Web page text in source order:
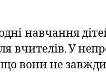
навчання
вчителів. У
вони не завжди